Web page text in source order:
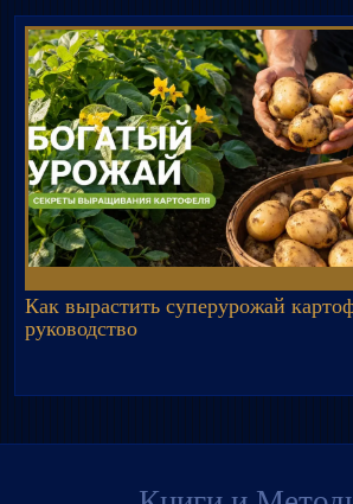
Как вырастить суперурожай
руководство